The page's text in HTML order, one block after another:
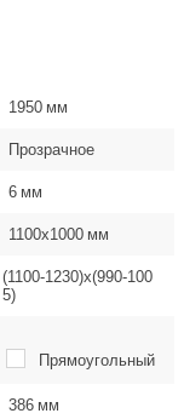
1950 мм
Прозрачное
6 мм
1100x1000 мм
(1100-1230)x(990-100
5)
Прямоугольный
386 мм